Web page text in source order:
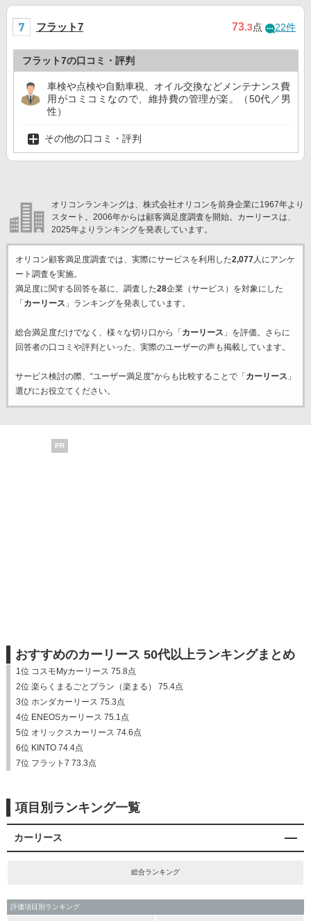
フラット7 73.3点 22件
フラット7の口コミ・評判
車検や点検や自動車税、オイル交換などメンテナンス費
用がコミコミなので、維持費の管理が楽。（50代／男
性）
その他の口コミ・評判
オリコンランキングは、株式会社オリコンを前身企業に1967年より
スタート。2006年からは顧客満足度調査を開始。カーリースは、
2025年よりランキングを発表しています。
オリコン顧客満足度調査では、実際にサービスを利用した2,077人にアンケ
ート調査を実施。
満足度に関する回答を基に、調査した28企業（サービス）を対象にした
「 カーリース 」ランキングを発表しています。
総合満足度だけでなく、様々な切り口から「 カーリース 」を評価。さらに
回答者の口コミや評判といった、実際のユーザーの声も掲載しています。
サービス検討の際、“ユーザー満足度”からも比較することで「 カーリース 」
選びにお役立てください。
PR
おすすめのカーリース 50代以上ランキングまとめ
1位 コスモMyカーリース 75.8点
2位 楽らくまるごとプラン（楽まる） 75.4点
3位 ホンダカーリース 75.3点
4位 ENEOSカーリース 75.1点
5位 オリックスカーリース 74.6点
6位 KINTO 74.4点
7位 フラット7 73.3点
項目別ランキング一覧
カーリース
総合ランキング
評価項目別ランキング